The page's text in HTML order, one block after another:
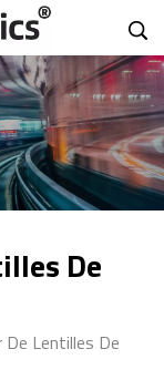
De
De Lentilles De